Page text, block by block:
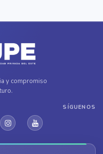
y compromiso
SÍGUENOS